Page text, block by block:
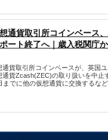
通貨取引所コインベース
ート終了へ｜歳入税関庁
通貨取引所コインベースが、英国
通貨Zcash(ZEC)の取り扱いを中止
までに他の仮想通貨に交換するな